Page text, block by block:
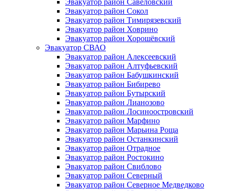
Эвакуатор район Савёловский
Эвакуатор район Сокол
Эвакуатор район Тимирязевский
Эвакуатор район Ховрино
Эвакуатор район Хорошёвский
Эвакуатор СВАО
Эвакуатор район Алексеевский
Эвакуатор район Алтуфьевский
Эвакуатор район Бабушкинский
Эвакуатор район Бибирево
Эвакуатор район Бутырский
Эвакуатор район Лианозово
Эвакуатор район Лосиноостровский
Эвакуатор район Марфино
Эвакуатор район Марьина Роща
Эвакуатор район Останкинский
Эвакуатор район Отрадное
Эвакуатор район Ростокино
Эвакуатор район Свиблово
Эвакуатор район Северный
Эвакуатор район Северное Медведково